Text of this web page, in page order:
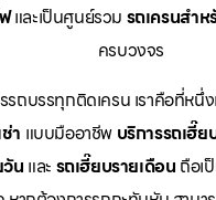
และเป็นศูนย์รวม รถเครนสำ
ครบวงจร
รถบรรทุกติดเครน เราคือที่หนึ่
า แบบมืออาชีพ บริการรถเฮี๊ย
น และ รถเฮี๊ยบรายเดือน ถือเ